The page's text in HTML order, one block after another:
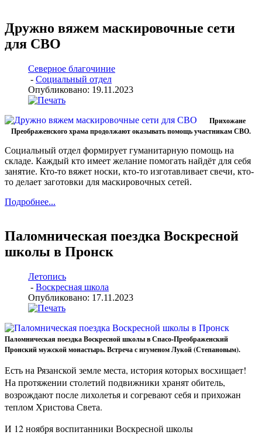
Дружно вяжем маскировочные сети
для СВО
Северное благочиние
- Социальный отдел
Опубликовано: 19.11.2023
Прихожане
Преображенского храма продолжают оказывать помощь участникам СВО.
Социальный отдел формирует гуманитарную помощь на
складе. Каждый кто имеет желание помогать найдёт для себя
занятие. Кто-то вяжет носки, кто-то изготавливает свечи, кто-
то делает заготовки для маскировочных сетей.
Подробнее...
Паломническая поездка Воскресной
школы в Пронск
Летопись
- Воскресная школа
Опубликовано: 17.11.2023
Паломническая поездка Воскресной школы в Спасо-Преображенский
Пронский мужской монастырь. Встреча с игуменом Лукой (Степановым).
Есть на Рязанской земле места, история которых восхищает!
На протяжении столетий подвижники хранят обитель,
возрождают после лихолетья и согревают себя и прихожан
теплом Христова Света.
И 12 ноября воспитанники Воскресной школы